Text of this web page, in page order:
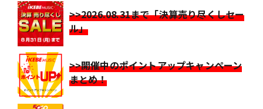
>>2026.08.31まで「決算売り尽くしセー
ル」
>>開催中のポイントアップキャンペーン
まとめ！